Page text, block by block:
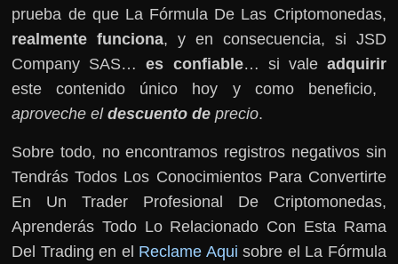
prueba de que La Fórmula De Las Criptomonedas,
realmente funciona, y en consecuencia, si JSD
Company SAS…es confiable… si vale adquirir
este contenido único hoy y como beneficio,
aproveche eldescuento de precio.
Sobre todo, no encontramos registros negativos sin
Tendrás Todos Los Conocimientos Para Convertirte
En Un Trader Profesional De Criptomonedas,
Aprenderás Todo Lo Relacionado Con Esta Rama
Del Trading en el Reclame Aqui sobre el La Fórmula